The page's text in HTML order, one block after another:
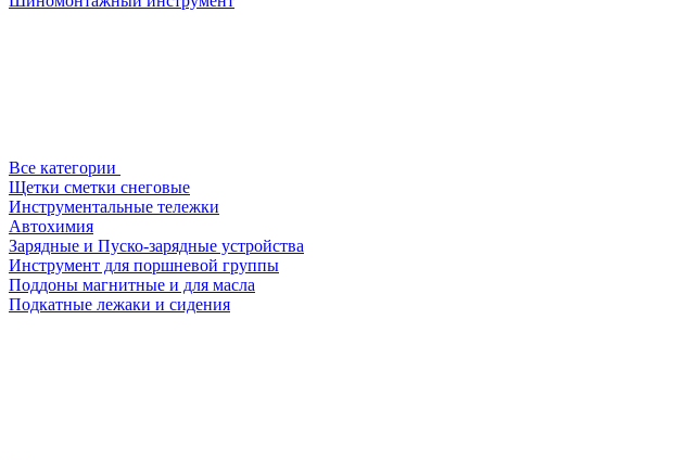
Все категории
Щетки сметки снеговые
Инструментальные тележки
Автохимия
Зарядные и Пуско-зарядные устройства
Инструмент для поршневой группы
Поддоны магнитные и для масла
Подкатные лежаки и сидения